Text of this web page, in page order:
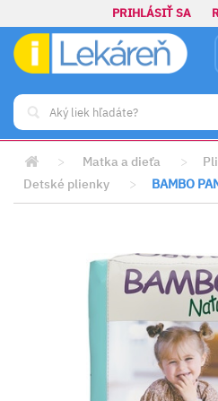
PRIHLÁSIŤ SA
> Matka a dieťa >
Detské plienky
> BAMBO